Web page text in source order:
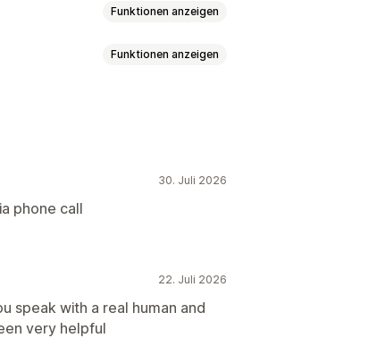
Funktionen anzeigen
Vertriebsprovisionen
Funktionen anzeigen
30. Juli 2026
phone call
22. Juli 2026
speak with a real human and
very helpful